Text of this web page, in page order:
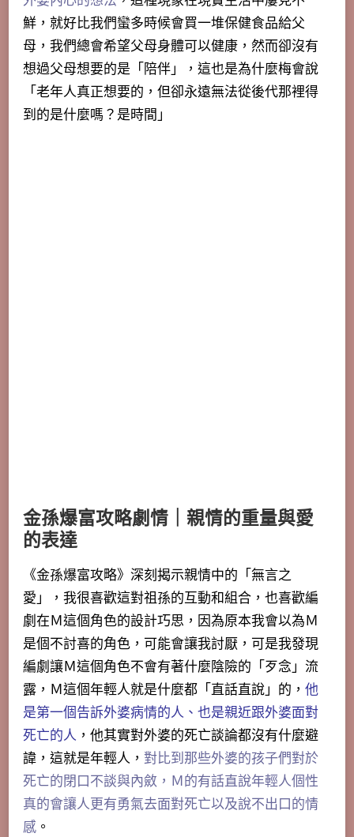
鮮，就好比我們蠻多時候會買一堆保健食品給父
母，我們總會希望父母身體可以健康，然而卻沒有
想過父母想要的是「陪伴」，這也是為什麼梅會說
「老年人真正想要的，但卻永遠無法從後代那裡得
到的是什麼嗎？是時間」
金孫爆富攻略劇情｜親情的重量與愛
的表達
《金孫爆富攻略》深刻揭示親情中的「無言之
愛」，我很喜歡這對祖孫的互動和組合，也喜歡編
劇在Ｍ這個角色的設計巧思，因為原本我會以為Ｍ
是個不討喜的角色，可能會讓我討厭，可是我發現
編劇讓Ｍ這個角色不會有著什麼陰險的「歹念」流
露，Ｍ這個年輕人就是什麼都「直話直說」的， 他
是第一個告訴外婆病情的人、也是親近跟外婆面對
死亡的人 ，他其實對外婆的死亡談論都沒有什麼避
諱，這就是年輕人， 對比到那些外婆的孩子們對於
死亡的閉口不談與內斂，Ｍ的有話直說年輕人個性
真的會讓人更有勇氣去面對死亡以及說不出口的情
感 。